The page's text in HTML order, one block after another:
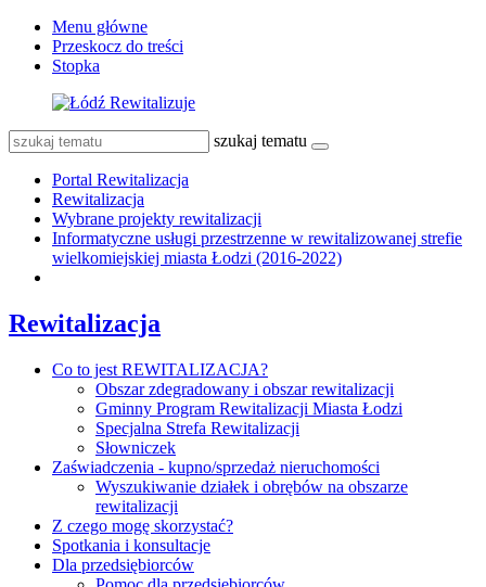
Menu główne
Przeskocz do treści
Stopka
szukaj tematu
Portal Rewitalizacja
Rewitalizacja
Wybrane projekty rewitalizacji
Informatyczne usługi przestrzenne w rewitalizowanej strefie
wielkomiejskiej miasta Łodzi (2016-2022)
Rewitalizacja
Co to jest REWITALIZACJA?
Obszar zdegradowany i obszar rewitalizacji
Gminny Program Rewitalizacji Miasta Łodzi
Specjalna Strefa Rewitalizacji
Słowniczek
Zaświadczenia - kupno/sprzedaż nieruchomości
Wyszukiwanie działek i obrębów na obszarze
rewitalizacji
Z czego mogę skorzystać?
Spotkania i konsultacje
Dla przedsiębiorców